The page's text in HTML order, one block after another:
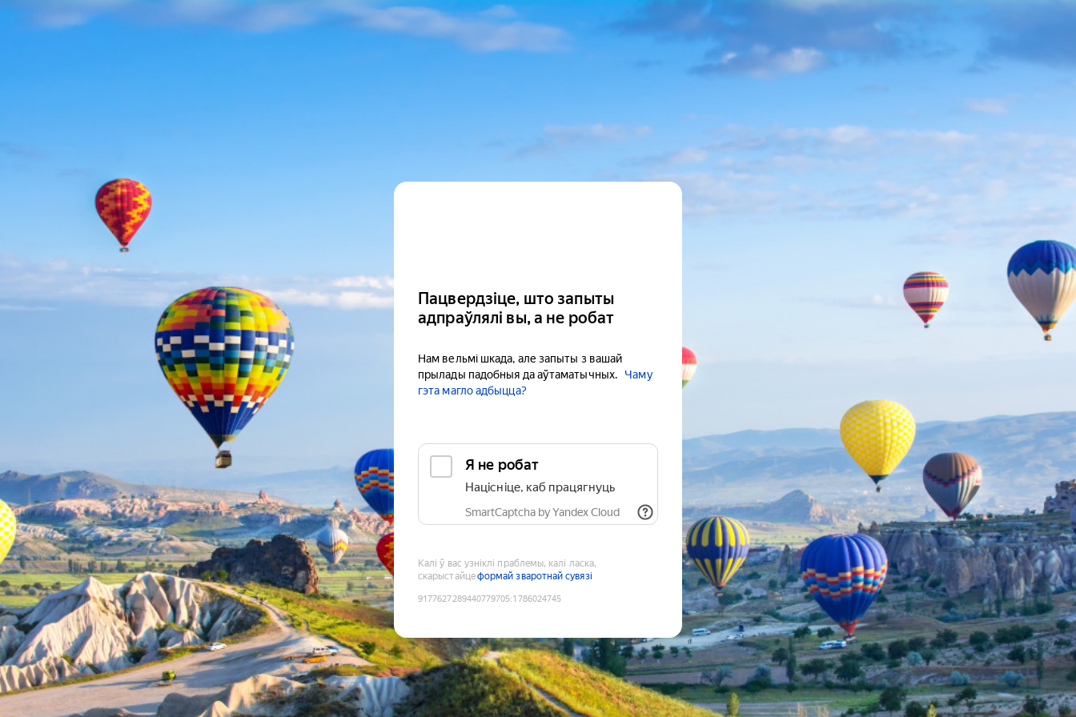
Пацвердзіце, што запыты
адпраўлялі вы, а не робат
Нам вельмі шкада, але запыты з вашай
прылады падобныя да аўтаматычных.
Чаму
гэта магло адбыцца?
Я не робат
Націсніце, каб працягнуць
SmartCaptcha by Yandex Cloud
Калі ў вас узніклі праблемы, калі ласка,
скарыстайцеформай зваротнай сувязі
9177627289440779705:1786024745